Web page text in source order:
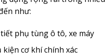
như:
phụ tùng ô tô, xe máy
cơ khí chính xác